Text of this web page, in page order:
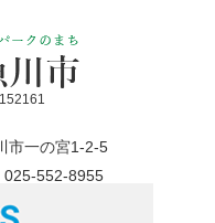
市一の宮1-2-5
025-552-8955